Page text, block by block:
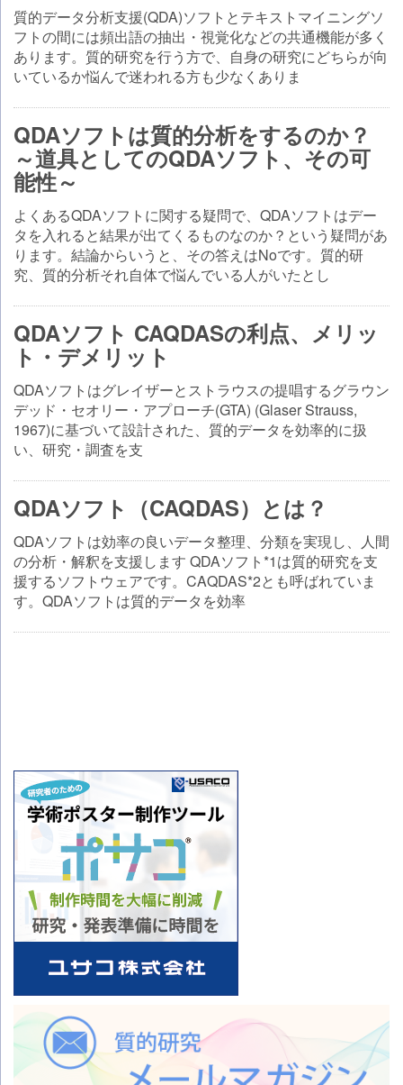
質的データ分析支援(QDA)ソフトとテキストマイニングソ
フトの間には頻出語の抽出・視覚化などの共通機能が多く
あります。質的研究を行う方で、自身の研究にどちらが向
いているか悩んで迷われる方も少なくありま
QDAソフトは質的分析をするのか？
～道具としてのQDAソフト、その可
能性～
よくあるQDAソフトに関する疑問で、QDAソフトはデー
タを入れると結果が出てくるものなのか？という疑問があ
ります。結論からいうと、その答えはNoです。質的研
究、質的分析それ自体で悩んでいる人がいたとし
QDAソフト CAQDASの利点、メリッ
ト・デメリット
QDAソフトはグレイザーとストラウスの提唱するグラウン
デッド・セオリー・アプローチ(GTA) (Glaser Strauss,
1967)に基づいて設計された、質的データを効率的に扱
い、研究・調査を支
QDAソフト（CAQDAS）とは？
QDAソフトは効率の良いデータ整理、分類を実現し、人間
の分析・解釈を支援します QDAソフト*1は質的研究を支
援するソフトウェアです。CAQDAS*2とも呼ばれていま
す。QDAソフトは質的データを効率